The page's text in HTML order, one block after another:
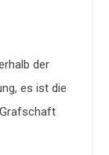
der
es ist die